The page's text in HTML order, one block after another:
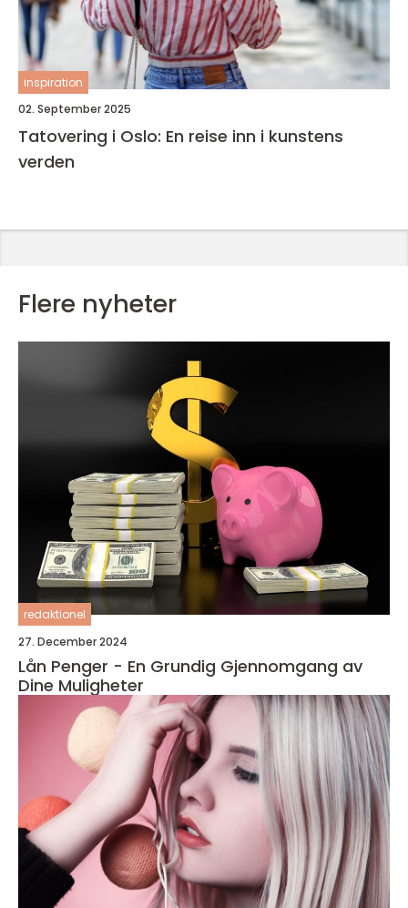
inspiration
02. September 2025
Tatovering i Oslo: En reise inn i kunstens
verden
Flere nyheter
redaktionel
27. December 2024
Lån Penger - En Grundig Gjennomgang av
Dine Muligheter